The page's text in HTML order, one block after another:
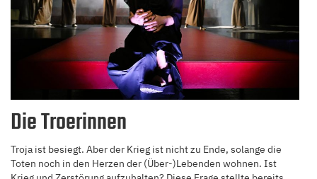
Die Troerinnen
Troja ist besiegt. Aber der Krieg ist nicht zu Ende, solange die
Toten noch in den Herzen der (Über-)Lebenden wohnen. Ist